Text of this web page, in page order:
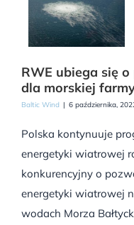
RWE ubiega się
dla morskiej
Baltic Wind | 6 października,
Polska kontynuuje
energetyki wiatrowej
konkurencyjny o
energetyki wiatrowej
wodach Morza